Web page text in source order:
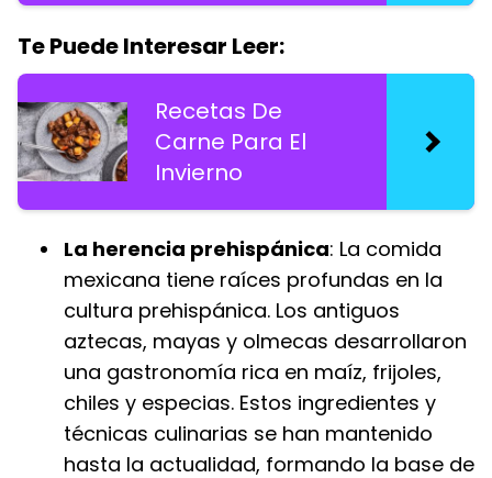
Te Puede Interesar Leer:
Recetas De
Carne Para El
Invierno
La herencia prehispánica: La comida
mexicana tiene raíces profundas en la
cultura prehispánica. Los antiguos
aztecas, mayas y olmecas desarrollaron
una gastronomía rica en maíz, frijoles,
chiles y especias. Estos ingredientes y
técnicas culinarias se han mantenido
hasta la actualidad, formando la base de